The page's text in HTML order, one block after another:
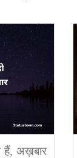
हैं, अख़बार